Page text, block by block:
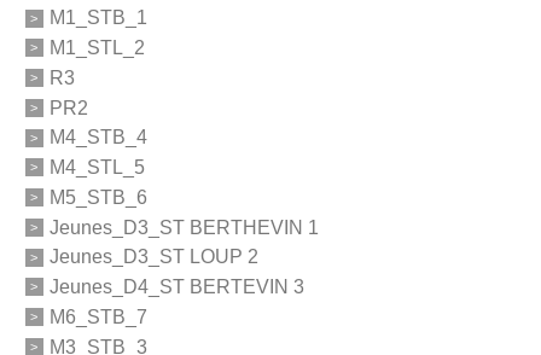
M1_STB_1
M1_STL_2
R3
PR2
M4_STB_4
M4_STL_5
M5_STB_6
Jeunes_D3_ST BERTHEVIN 1
Jeunes_D3_ST LOUP 2
Jeunes_D4_ST BERTEVIN 3
M6_STB_7
M3_STB_3